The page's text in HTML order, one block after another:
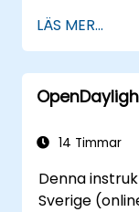
på ett
Utföra
LÄS MER...
14 Timmar
Denna
Sverige